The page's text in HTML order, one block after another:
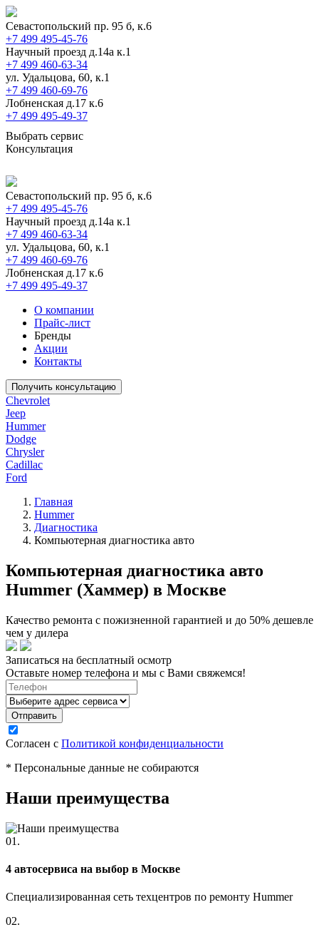
Севастопольский пр. 95 б, к.6
+7 499 495-45-76
Научный проезд д.14а к.1
+7 499 460-63-34
ул. Удальцова, 60, к.1
+7 499 460-69-76
Лобненская д.17 к.6
+7 499 495-49-37
Выбрать сервис
Консультация
Севастопольский пр. 95 б, к.6
+7 499 495-45-76
Научный проезд д.14а к.1
+7 499 460-63-34
ул. Удальцова, 60, к.1
+7 499 460-69-76
Лобненская д.17 к.6
+7 499 495-49-37
О компании
Прайс-лист
Бренды
Акции
Контакты
Получить консультацию
Chevrolet
Jeep
Hummer
Dodge
Chrysler
Cadillac
Ford
Главная
Hummer
Диагностика
Компьютерная диагностика авто
Компьютерная диагностика авто
Hummer (Хаммер) в Москве
Качество ремонта с пожизненной гарантией и до 50% дешевле
чем у дилера
Записаться на бесплатный осмотр
Оставьте номер телефона и мы с Вами свяжемся!
Согласен с Политикой конфиденциальности
* Персональные данные не собираются
Наши преимущества
01.
4 автосервиса на выбор в Москве
Специализированная сеть техцентров по ремонту Hummer
02.